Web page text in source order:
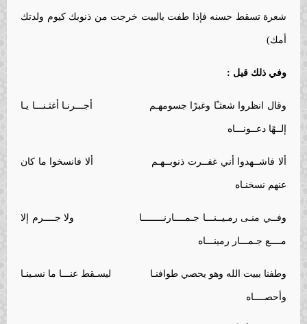
شعرة تسقط حسنه فإذا طفت بالبيت خرجت من ذنوبك كيوم ولدتك
أمك)
وفي ذلك قيل :
وقال انظروا شعثـًا وغبرًا جسومهـم أجـــرنـا أغثـنـــا يـا
إلــهًا دعــونـــاه
ألا فاشــهدوا أني غفــرت ذنوبــهـم ألا فانسخوا ما كان
عنهم نسخنـاه
وفــي منـى رمـيــنـــا جـمــــارنــــــــا ولا جــــرم إلا
مــــع جـمـــار رمينـــاه
وطفنا ببيت الله وهو يحصي طوافنـا ليسـقط عنـــا ما نسـينـا
وأحصــــاه